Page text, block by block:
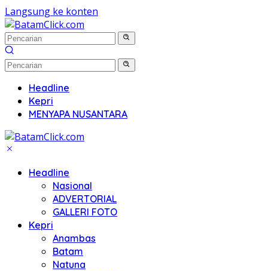
Langsung ke konten
Headline
Kepri
MENYAPA NUSANTARA
Headline
Nasional
ADVERTORIAL
GALLERI FOTO
Kepri
Anambas
Batam
Natuna